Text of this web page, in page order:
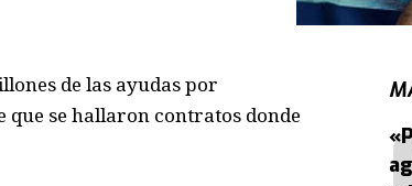
de las ayudas por
que se hallaron contratos donde